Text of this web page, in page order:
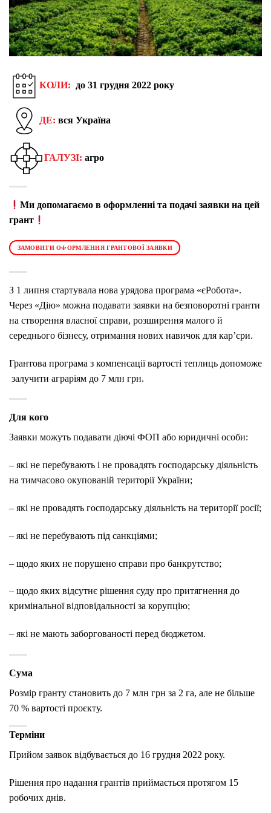
КОЛИ: до 31 грудня 2022 року
ДЕ: вся Україна
ГАЛУЗІ: агро
Ми допомагаємо в оформленні та подачі заявки на цей
грант
ЗАМОВИТИ ОФОРМЛЕННЯ ГРАНТОВОЇ ЗАЯВКИ
З 1 липня стартувала нова урядова програма «єРобота».
Через «Дію» можна подавати заявки на безповоротні гранти
на створення власної справи, розширення малого й
середнього бізнесу, отримання нових навичок для кар’єри.
Грантова програма з компенсації вартості теплиць допоможе
залучити аграріям до 7 млн грн.
Для кого
Заявки можуть подавати діючі ФОП або юридичні особи:
– які не перебувають і не провадять господарську діяльність
на тимчасово окупованій території України;
– які не провадять господарську діяльність на території росії;
– які не перебувають під санкціями;
– щодо яких не порушено справи про банкрутство;
– щодо яких відсутнє рішення суду про притягнення до
кримінальної відповідальності за корупцію;
– які не мають заборгованості перед бюджетом.
Сума
Розмір гранту становить до 7 млн грн за 2 га, але не більше
70 % вартості проєкту.
Терміни
Прийом заявок відбувається до 16 грудня 2022 року.
Рішення про надання грантів приймається протягом 15
робочих днів.